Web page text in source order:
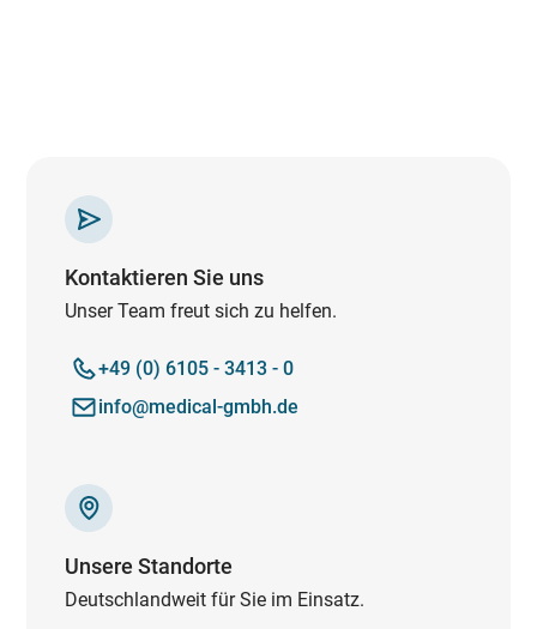
Kontaktieren Sie uns
Unser Team freut sich zu helfen.
+49 (0) 6105 - 3413 - 0
info@medical-gmbh.de
Unsere Standorte
Deutschlandweit für Sie im Einsatz.